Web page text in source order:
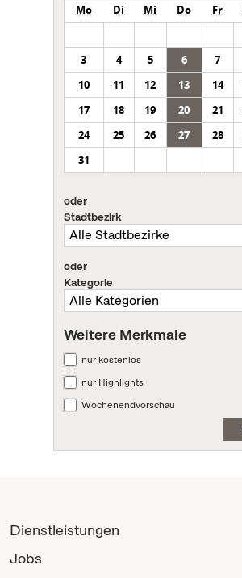
Mo Di Mi Do Fr
3
4 5 6 7
10
11 12 13 14
17
18 19 20 21
24
25 26 27 28
31
oder
Stadtbezirk
oder
Kategorie
Weitere Merkmale
nur kostenlos
nur Highlights
Wochenendvorschau
Dienstleistungen
Jobs